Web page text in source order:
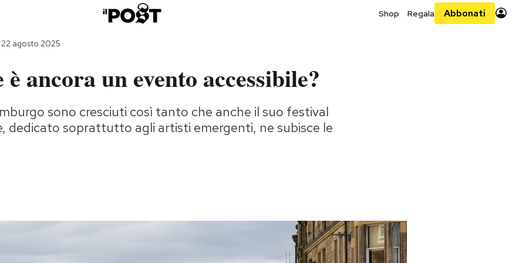
Shop Regala Abbonati
22 agosto 2025
ancora un evento accessibile?
sono cresciuti così tanto che anche il suo festival
dedicato soprattutto agli artisti emergenti, ne subisce le